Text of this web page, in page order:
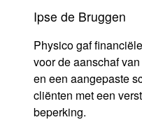
Ipse de Bruggen
Physico gaf
voor de aanschaf
en een aangepaste
cliënten met een
beperking.